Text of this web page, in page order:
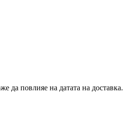
да повлияе на датата на доставка.